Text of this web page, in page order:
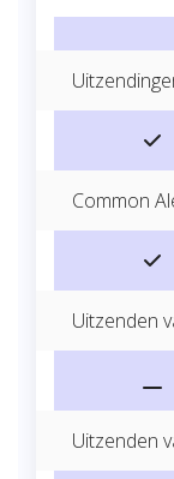
Common
Uitzenden
Uitzenden